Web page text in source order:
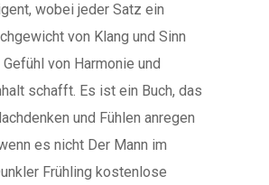
wobei jeder Satz ein
von Klang und Sinn
von Harmonie und
schafft. Es ist ein Buch, das
und Fühlen anregen
es nicht Der Mann im
Frühling kostenlose